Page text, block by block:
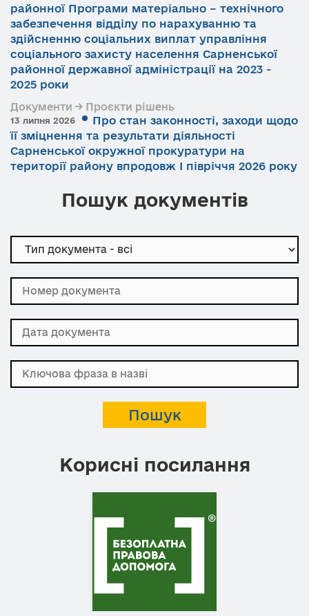
районної Програми матеріально – технічного
забезпечення відділу по нарахуванню та
здійсненню соціальних виплат управління
соціального захисту населення Сарненської
районної державної адміністрації на 2023 -
2025 роки
Документи → Проєкти рішень
13 липня 2026
Про стан законності, заходи щодо
її зміцнення та результати діяльності
Сарненської окружної прокуратури на
території району впродовж І півріччя 2026 року
Пошук документів
Корисні посилання